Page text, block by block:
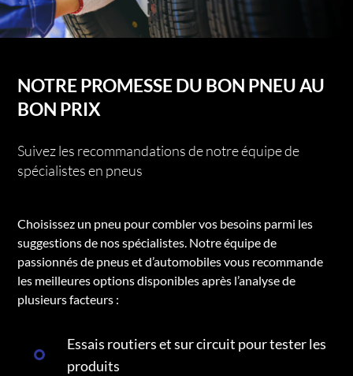
NOTRE PROMESSE DU BON PNEU AU
BON PRIX
Suivez les recommandations de notre équipe de
spécialistes en pneus
Choisissez un pneu pour combler vos besoins parmi les
suggestions de nos spécialistes. Notre équipe de
passionnés de pneus et d’automobiles vous recommande
les meilleures options disponibles après l’analyse de
plusieurs facteurs :
Essais routiers et sur circuit pour tester les
produits